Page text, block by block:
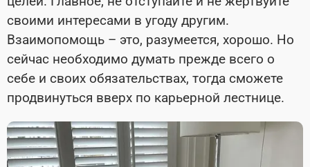
своими интересами в угоду другим.
Взаимопомощь – это, разумеется, хорошо. Но
сейчас необходимо думать прежде всего о
себе и своих обязательствах, тогда сможете
продвинуться вверх по карьерной лестнице.